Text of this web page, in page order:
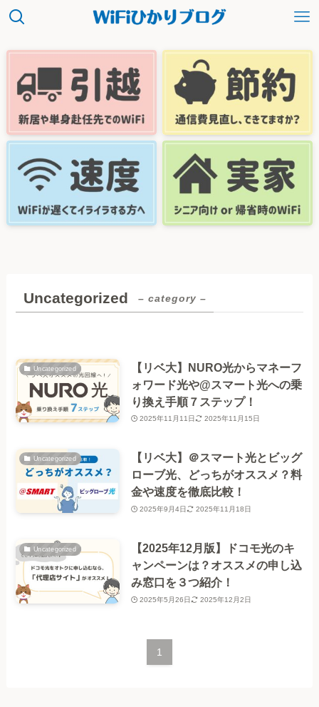
Uncategorized – category –
Uncategorized
【リベ大】NURO光からマネーフ
ォワード光や@スマート光への乗
り換え手順７ステップ！
2025年11月11日 2025年11月15日
Uncategorized
【リベ大】＠スマート光とビッグ
ローブ光、どっちがオススメ？料
金や速度を徹底比較！
2025年9月4日 2025年11月18日
Uncategorized
【2025年12月版】ドコモ光のキ
ャンペーンは？オススメの申し込
み窓口を３つ紹介！
2025年5月26日 2025年12月2日
1